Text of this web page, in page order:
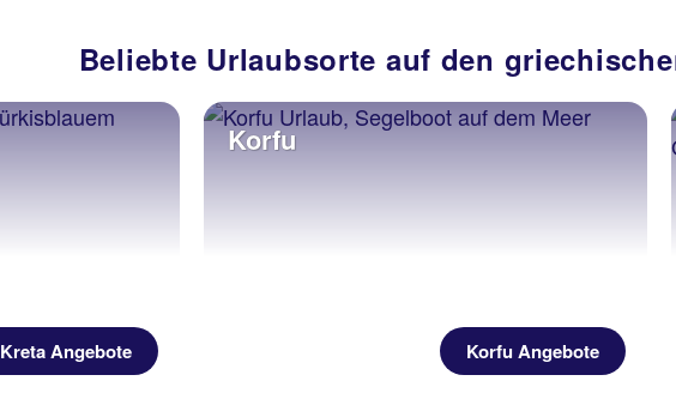
Beliebte Urlaubsorte auf den
Kreta Angebote
Korfu
Korfu Angebote